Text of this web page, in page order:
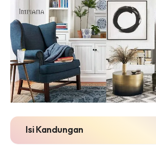
DIY
Bilik Air
Bilik Tidur
Dapur
Ruang Makan
Make Over
Bilik Air
Dapur
Isi Kandungan